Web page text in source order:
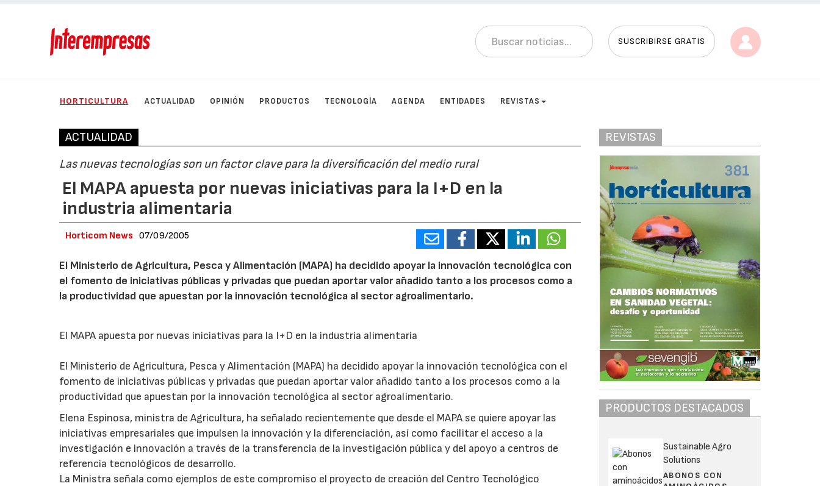
SUSCRIBIRSE GRATIS
HORTICULTURA ACTUALIDAD OPINIÓN PRODUCTOS TECNOLOGÍA AGENDA ENTIDADES REVISTAS
ACTUALIDAD
Las nuevas tecnologías son un factor clave para la diversificación del medio rural
El MAPA apuesta por nuevas iniciativas para la I+D en la
industria alimentaria
Horticom News 07/09/2005
El Ministerio de Agricultura, Pesca y Alimentación (MAPA) ha decidido apoyar la innovación tecnológica con
el fomento de iniciativas públicas y privadas que puedan aportar valor añadido tanto a los procesos como a
la productividad que apuestan por la innovación tecnológica al sector agroalimentario.
El MAPA apuesta por nuevas iniciativas para la I+D en la industria alimentaria
El Ministerio de Agricultura, Pesca y Alimentación (MAPA) ha decidido apoyar la innovación tecnológica con el
fomento de iniciativas públicas y privadas que puedan aportar valor añadido tanto a los procesos como a la
productividad que apuestan por la innovación tecnológica al sector agroalimentario.
Elena Espinosa, ministra de Agricultura, ha señalado recientemente que desde el MAPA se quiere apoyar las
iniciativas empresariales que impulsen la innovación y la diferenciación, así como facilitar el acceso a la
investigación e innovación a través de la transferencia de la investigación pública y del apoyo a centros de
referencia tecnológicos de desarrollo.
La Ministra señala como ejemplos de este compromiso el proyecto de creación del Centro Tecnológico
REVISTAS
PRODUCTOS DESTACADOS
Sustainable Agro
Solutions
ABONOS CON